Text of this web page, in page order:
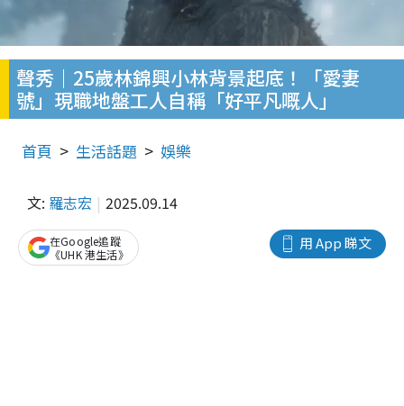
聲秀｜25歲林錦興小林背景起底！「愛妻
號」現職地盤工人自稱「好平凡嘅人」
首頁 生活話題 娛樂
文: 羅志宏 2025.09.14
用 App 睇文
在Google追蹤
《UHK 港生活》